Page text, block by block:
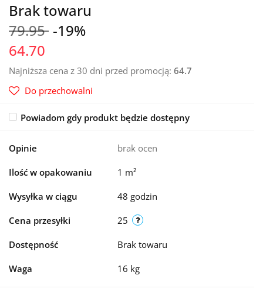
Brak towaru
79.95 -19%
64.70
Najniższa cena z 30 dni przed promocją: 64.7
Do przechowalni
Powiadom gdy produkt będzie dostępny
Opinie brak ocen
Ilość w opakowaniu 1 m²
Wysyłka w ciągu 48 godzin
Cena przesyłki 25
Dostępność Brak towaru
Waga 16 kg